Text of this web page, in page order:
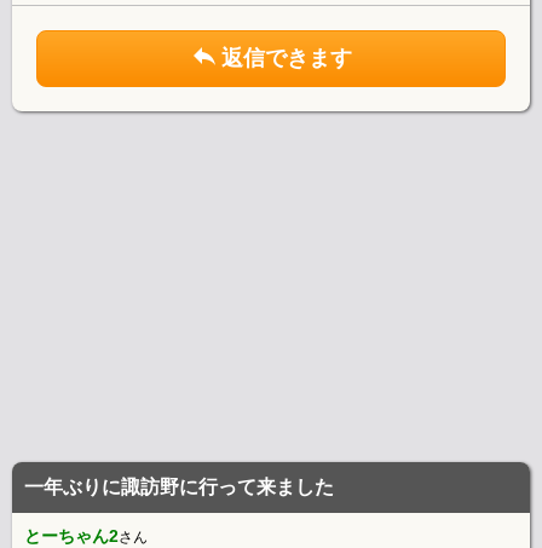
返信できます
一年ぶりに諏訪野に行って来ました
とーちゃん2さん